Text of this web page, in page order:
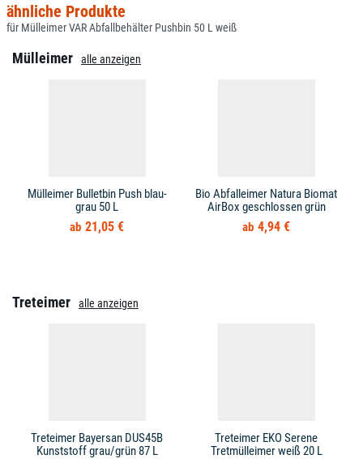
ähnliche Produkte
für Mülleimer VAR Abfallbehälter Pushbin 50 L weiß
Mülleimer alle anzeigen
Mülleimer Bulletbin Push blau-
grau 50 L
21,05 €
Bio Abfalleimer Natura Biomat
AirBox geschlossen grün
4,94 €
Treteimer alle anzeigen
Treteimer Bayersan DUS45B
Kunststoff grau/grün 87 L
Treteimer EKO Serene
Tretmülleimer weiß 20 L